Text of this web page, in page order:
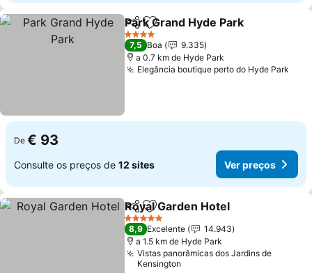
PartilharAdicionar aos favoritos
Park Grand Hyde Park
4 Estrelas
7,5 Boa
9.335
a 0.7 km de Hyde Park
Elegância boutique perto do Hyde Park
De € 93
Consulte os preços de 12 sites Ver preços
PartilharAdicionar aos favoritos
Royal Garden Hotel
5 Estrelas
8,9 Excelente
14.943
a 1.5 km de Hyde Park
Vistas panorâmicas dos Jardins de
Kensington